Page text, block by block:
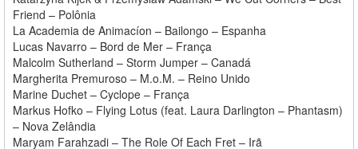
Friend – Polônia
La Academia de Animacíon – Bailongo – Espanha
Lucas Navarro – Bord de Mer – França
Malcolm Sutherland – Storm Jumper – Canadá
Margherita Premuroso – M.o.M. – Reino Unido
Marine Duchet – Cyclope – França
Markus Hofko – Flying Lotus (feat. Laura Darlington – Phantasm)
– Nova Zelândia
Maryam Farahzadi – The Role Of Each Fret – Irã